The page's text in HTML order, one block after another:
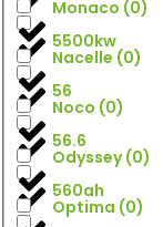
Monaco (0)
Nacelle (0)
Noco (0)
Odyssey(0)
Optima (0)
5500kw
56
56.6
560ah